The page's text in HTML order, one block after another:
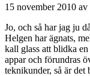
15 november 2010 av
Jo, och så har jag ju
Helgen har ägnats,
kall glass att blidka
appar och förundras
teknikunder, så är det